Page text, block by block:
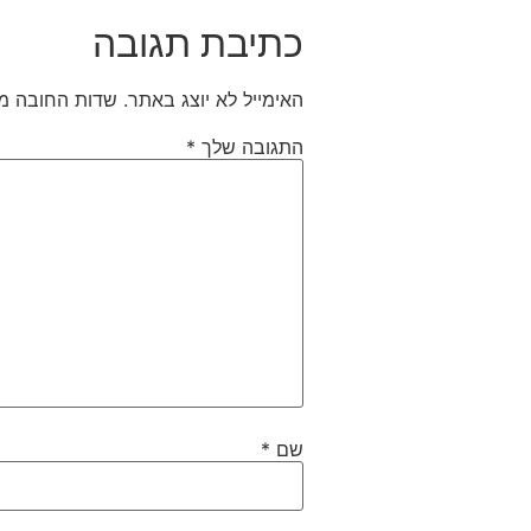
כתיבת תגובה
האימייל לא יוצג באתר. שדות החובה
התגובה שלך *
שם *